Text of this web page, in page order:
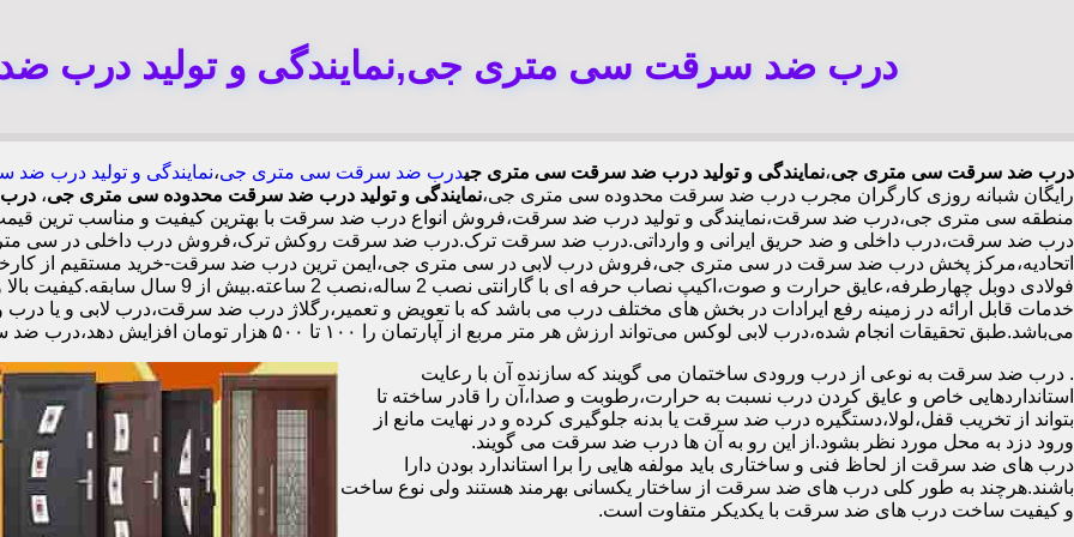
درب ضد سرقت سی متری جی,نمایندگی و تولید
درب ضد سرقت سی متری جی،نمایندگی و تولید درب ضد سرقت سی متری جیدرب ضد سرقت سی متری جی،نمایندگی و تولید درب
رایگان شبانه روزی کارگران مجرب درب ضد سرقت محدوده سی متری جی،نمایندگی و تولید درب ضد سرقت محدوده سی متری جی،
منطقه سی متری جی،درب ضد سرقت،نمایندگی و تولید درب ضد سرقت،فروش انواع درب ضد سرقت با بهترین کیفیت و مناسب ترین
درب ضد سرقت،درب داخلی و ضد حریق ایرانی و وارداتی.درب ضد سرقت ترک.درب ضد سرقت روکش ترک،فروش درب داخلی در سی
فولادی دوبل چهارطرفه،عایق حرارت و
خدمات قابل ارائه در زمینه رفع ایرادات در بخش های مختلف درب می باشد که با تعویض و تعمیر،رگلاژ درب ضد سرقت،درب لابی و یا
می‌باشد.طبق تحقیقات انجام شده،درب لابی لوکس می‌تواند ارزش هر متر مربع از آپارتمان را ۱۰۰ تا ۵۰۰ هزار تومان افزایش دهد،درب ضد سرقت چینی در سی متری جی،
. درب ضد سرقت به نوعی از درب ورودی ساختمان می گویند که سازنده آن با رعایت
استانداردهایی خاص و عایق کردن درب نسبت به حرارت،رطوبت و صدا،آن را قادر ساخته تا
بتواند از تخریب قفل،لولا،دستگیره درب ضد سرقت یا بدنه جلوگیری کرده و در نهایت مانع از
ورود دزد به محل مورد نظر بشود.از این رو به آن ها درب ضد سرقت می گویند.
درب های ضد سرقت از لحاظ فنی و ساختاری باید مولفه هایی را برا استاندارد بودن دارا
باشند.هرچند به طور کلی درب های ضد سرقت از ساختار یکسانی بهرمند هستند ولی نوع ساخت
و کیفیت ساخت درب های ضد سرقت با یکدیکر متفاوت است.